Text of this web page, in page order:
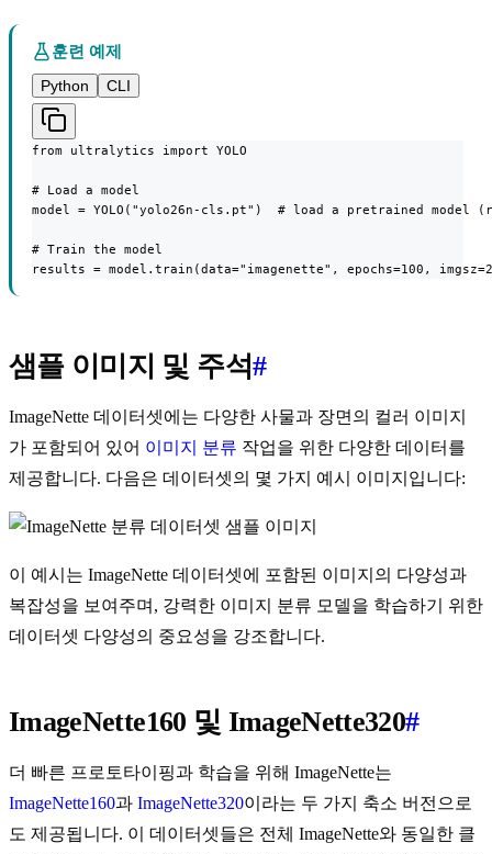
훈련 예제
Python
CLI
from ultralytics import YOLO
# Load a model
model = YOLO("yolo26n-cls.pt")  # load a pretrained model
# Train the model
results = model.train(data="imagenette", epochs=100,
샘플 이미지 및 주석#
ImageNette 데이터셋에는 다양한 사물과 장면의 컬러 이미지
가 포함되어 있어 이미지 분류 작업을 위한 다양한 데이터를
제공합니다. 다음은 데이터셋의 몇 가지 예시 이미지입니다:
이 예시는 ImageNette 데이터셋에 포함된 이미지의 다양성과
복잡성을 보여주며, 강력한 이미지 분류 모델을 학습하기 위한
데이터셋 다양성의 중요성을 강조합니다.
ImageNette160 및 ImageNette320#
더 빠른 프로토타이핑과 학습을 위해 ImageNette는
ImageNette160과 ImageNette320이라는 두 가지 축소 버전으로
도 제공됩니다. 이 데이터셋들은 전체 ImageNette와 동일한 클